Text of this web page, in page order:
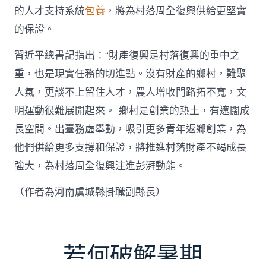
的人才支持系統包養 ，將為村落周全復興供給更堅實
的保證。
習近平總書記指出：“財產復興是村落復興的重中之
重，也是現實任務的切進點。沒有財產的鄉村，難聚
人氣，更談不上留住人才，農人增收門路拓不寬，文
明運動很難展開起來。”鄉村是創業的熱土，有遼闊成
長空間。出臺務虛舉動，吸引更多青年返鄉創業，為
他們供給更多支撐和保證，將推進村落財產不竭成長
強大，為村落周全復興注進彭湃動能。
（作者為河南虞城縣掛職副縣長）